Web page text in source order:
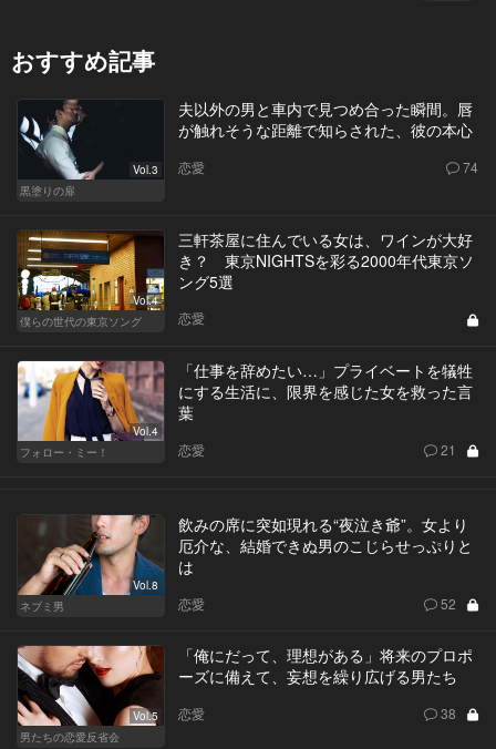
おすすめ記事
Vol.3
黒塗りの扉
夫以外の男と車内で見つめ合った瞬間。唇
が触れそうな距離で知らされた、彼の本心
恋愛 74
Vol.4
僕らの世代の東京ソング
三軒茶屋に住んでいる女は、ワインが大好
き？ 東京NIGHTSを彩る2000年代東京ソ
ング5選
恋愛
Vol.4
フォロー・ミー！
「仕事を辞めたい…」プライベートを犠牲
にする生活に、限界を感じた女を救った言
葉
恋愛 21
Vol.8
ネブミ男
飲みの席に突如現れる“夜泣き爺”。女より
厄介な、結婚できぬ男のこじらせっぷりと
は
恋愛 52
Vol.5
男たちの恋愛反省会
「俺にだって、理想がある」将来のプロポ
ーズに備えて、妄想を繰り広げる男たち
恋愛 38